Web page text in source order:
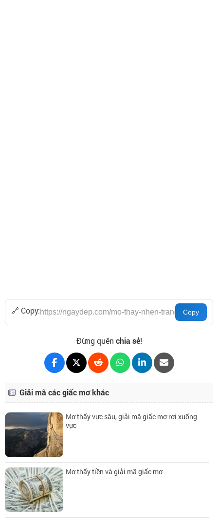
🔗 Copy:
Đừng quên chia sẻ!
Giải mã các giấc mơ khác
Mơ thấy vực sâu, giải mã giấc mơ rơi xuống
vực
Mơ thấy tiền và giải mã giấc mơ